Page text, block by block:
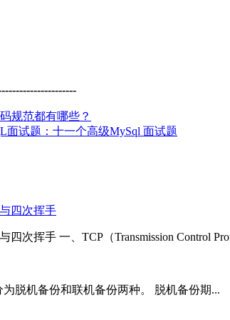
规范都有哪些？
面试题：十一个高级MySql 面试题
四次挥手
四次挥手 一、TCP（Transmission Control
脱机备份和联机备份两种。 脱机备份期...